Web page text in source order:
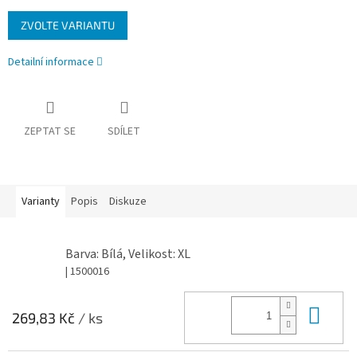
Měrná
cena:
ZVOLTE VARIANTU
Detailní informace
ZEPTAT SE SDÍLET
Varianty Popis Diskuze
Barva: Bílá, Velikost: XL
| 1500016
269,83 Kč / ks